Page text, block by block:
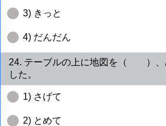
3) きっと
4) だんだん
24. テーブルの上に地図を（ ）、
した。
1) さげて
2) とめて